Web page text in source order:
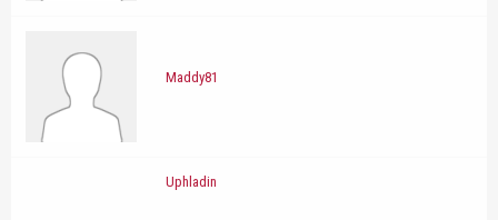
Maddy81
Uphladin